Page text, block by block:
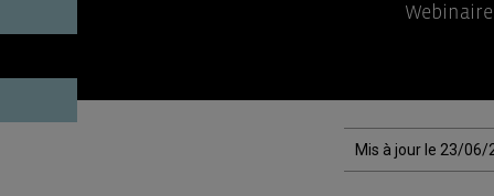
Mis à jour le 23/06/